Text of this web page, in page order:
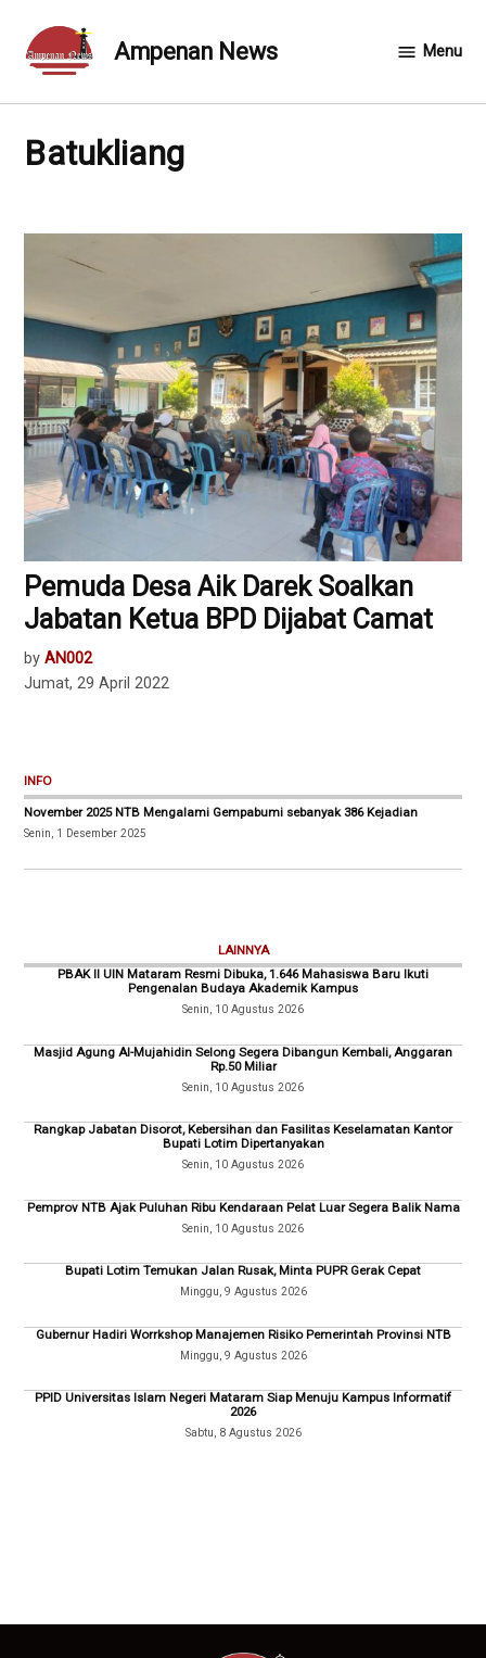
content
Ampenan News Menu
Batukliang
Pemuda Desa Aik Darek Soalkan
Jabatan Ketua BPD Dijabat Camat
by AN002
Jumat, 29 April 2022
INFO
November 2025 NTB Mengalami Gempabumi sebanyak 386 Kejadian
Senin, 1 Desember 2025
LAINNYA
PBAK II UIN Mataram Resmi Dibuka, 1.646 Mahasiswa Baru Ikuti
Pengenalan Budaya Akademik Kampus
Senin, 10 Agustus 2026
Masjid Agung Al-Mujahidin Selong Segera Dibangun Kembali, Anggaran
Rp.50 Miliar
Senin, 10 Agustus 2026
Rangkap Jabatan Disorot, Kebersihan dan Fasilitas Keselamatan Kantor
Bupati Lotim Dipertanyakan
Senin, 10 Agustus 2026
Pemprov NTB Ajak Puluhan Ribu Kendaraan Pelat Luar Segera Balik Nama
Senin, 10 Agustus 2026
Bupati Lotim Temukan Jalan Rusak, Minta PUPR Gerak Cepat
Minggu, 9 Agustus 2026
Gubernur Hadiri Worrkshop Manajemen Risiko Pemerintah Provinsi NTB
Minggu, 9 Agustus 2026
PPID Universitas Islam Negeri Mataram Siap Menuju Kampus Informatif
2026
Sabtu, 8 Agustus 2026